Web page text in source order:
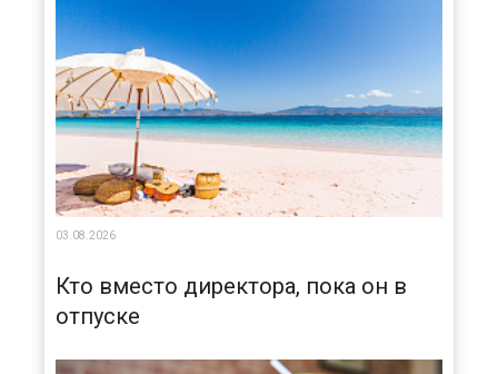
03.08.2026
Кто вместо директора, пока он в
отпуске